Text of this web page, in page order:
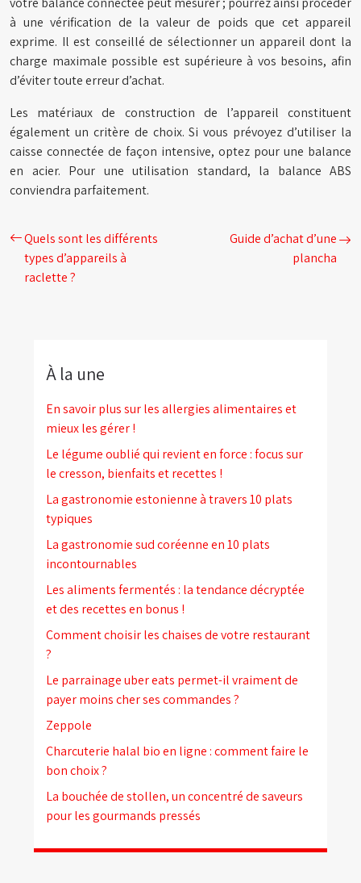
à une vérification de la valeur de poids que cet appareil
exprime. Il est conseillé de sélectionner un appareil dont la
charge maximale possible est supérieure à vos besoins, afin
d’éviter toute erreur d’achat.
Les matériaux de construction de l’appareil constituent
également un critère de choix. Si vous prévoyez d’utiliser la
caisse connectée de façon intensive, optez pour une balance
en acier. Pour une utilisation standard, la balance ABS
conviendra parfaitement.
Quels sont les différents
types d’appareils à
raclette ?
Guide d’achat d’une
plancha
À la une
En savoir plus sur les allergies alimentaires et
mieux les gérer !
Le légume oublié qui revient en force : focus sur
le cresson, bienfaits et recettes !
La gastronomie estonienne à travers 10 plats
typiques
La gastronomie sud coréenne en 10 plats
incontournables
Les aliments fermentés : la tendance décryptée
et des recettes en bonus !
Comment choisir les chaises de votre restaurant
?
Le parrainage uber eats permet-il vraiment de
payer moins cher ses commandes ?
Zeppole
Charcuterie halal bio en ligne : comment faire le
bon choix ?
La bouchée de stollen, un concentré de saveurs
pour les gourmands pressés